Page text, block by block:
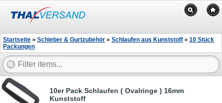
Startseite » Schieber & Gurtzubehör » Schlaufen aus Kunststoff » 10 Stück
Packungen
10er Pack Schlaufen ( Ovalringe ) 16mm
Kunststoff